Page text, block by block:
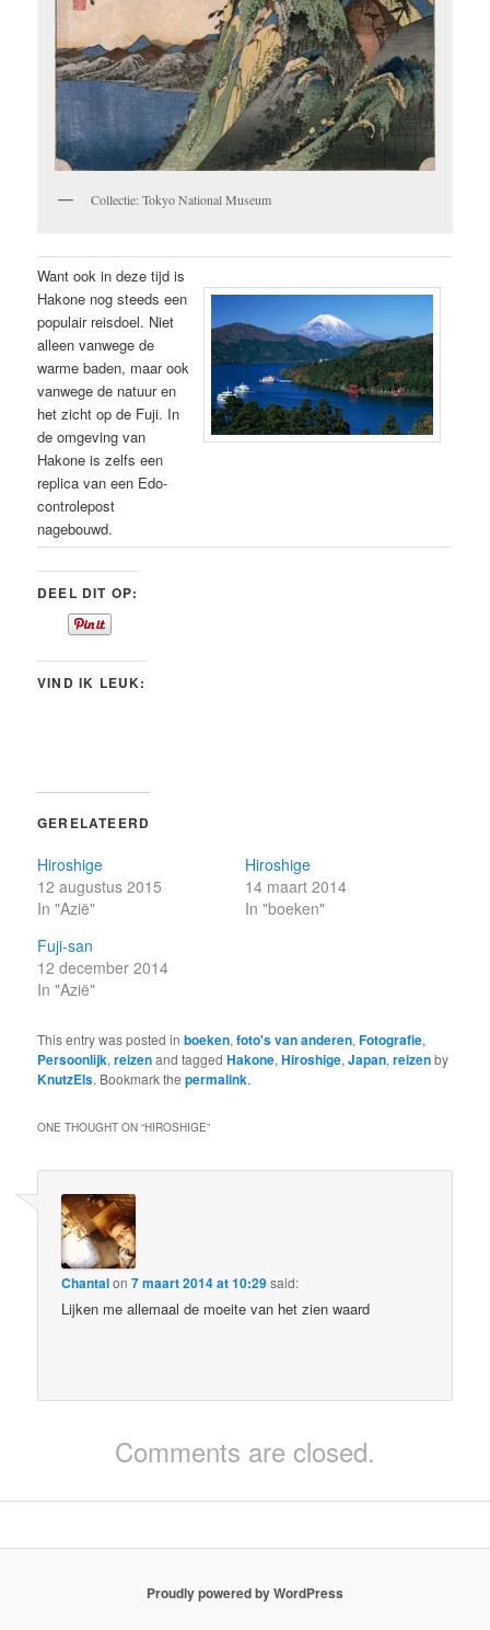
Collectie: Tokyo National Museum
Want ook in deze tijd is
Hakone nog steeds een
populair reisdoel. Niet
alleen vanwege de
warme baden, maar ook
vanwege de natuur en
het zicht op de Fuji. In
de omgeving van
Hakone is zelfs een
replica van een Edo-
controlepost
nagebouwd.
DEEL DIT OP:
VIND IK LEUK:
GERELATEERD
Hiroshige
12 augustus 2015
In "Azië"
Hiroshige
14 maart 2014
In "boeken"
Fuji-san
12 december 2014
In "Azië"
This entry was posted inboeken,foto's van anderen,Fotografie,
Persoonlijk,reizenand taggedHakone,Hiroshige,Japan,reizenby
KnutzEls. Bookmark thepermalink.
ONE THOUGHT ON “HIROSHIGE”
Chantalon7 maart 2014 at 10:29said:
Lijken me allemaal de moeite van het zien waard
Comments are closed.
Proudly powered by WordPress